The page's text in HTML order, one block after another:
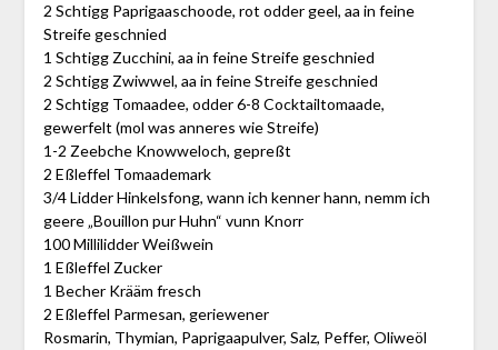
2 Schtigg Paprigaaschoode, rot odder geel, aa in feine
Streife geschnied
1 Schtigg Zucchini, aa in feine Streife geschnied
2 Schtigg Zwiwwel, aa in feine Streife geschnied
2 Schtigg Tomaadee, odder 6-8 Cocktailtomaade,
gewerfelt (mol was anneres wie Streife)
1-2 Zeebche Knowweloch, gepreßt
2 Eßleffel Tomaademark
3/4 Lidder Hinkelsfong, wann ich kenner hann, nemm ich
geere „Bouillon pur Huhn“ vunn Knorr
100 Millilidder Weißwein
1 Eßleffel Zucker
1 Becher Krääm fresch
2 Eßleffel Parmesan, geriewener
Rosmarin, Thymian, Paprigaapulver, Salz, Peffer, Oliweöl